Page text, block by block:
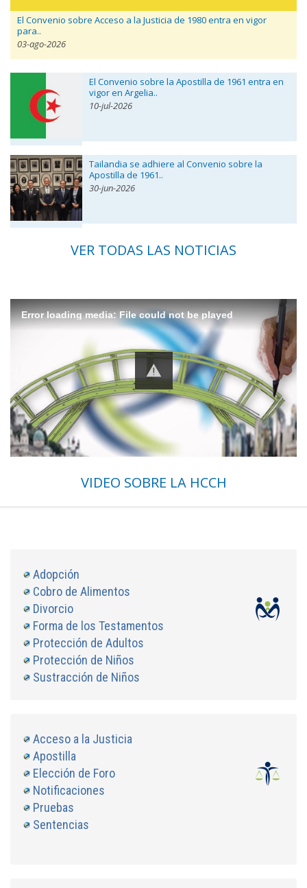
El Convenio sobre Acceso a la Justicia de 1980 entra en vigor
para..
03-ago-2026
El Convenio sobre la Apostilla de 1961 entra en
vigor en Argelia..
10-jul-2026
Tailandia se adhiere al Convenio sobre la
Apostilla de 1961..
30-jun-2026
VER TODAS LAS NOTICIAS
Error loading media: File could not be played
VIDEO SOBRE LA HCCH
Adopción
Cobro de Alimentos
Divorcio
Forma de los Testamentos
Protección de Adultos
Protección de Niños
Sustracción de Niños
Acceso a la Justicia
Apostilla
Elección de Foro
Notificaciones
Pruebas
Sentencias